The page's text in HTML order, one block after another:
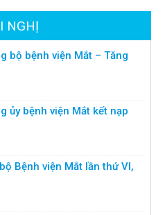
NGHỊ
bộ bệnh viện Mắt – Tăng
ủy bệnh viện Mắt kết nạp
Bệnh viện Mắt lần thứ VI,